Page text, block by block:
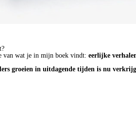
van wat je in mijn boek vindt: eerlijke
groeien in uitdagende tijden is nu